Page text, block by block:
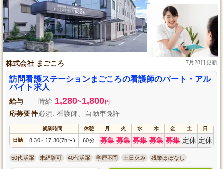
株式会社 まごころ 7月28日更新
訪問看護ステーションまごころの看護師のパート・アル
バイト求人
給与 時給 1,280~1,800 円
応募要件必須: 看護師、自動車免許
就業時間 休憩 月 火 水 木 金 土 日
日勤 8:30～ 17:30(7h〜) 60分 募集 募集 募集 募集 募集 定休 定休
50代活躍 未経験可 40代活躍 学歴不問 土日休み 残業ほぼなし